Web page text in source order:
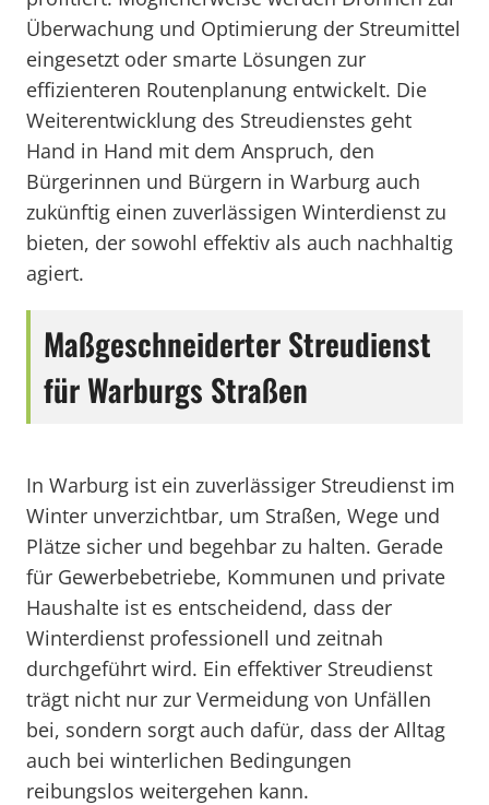
Überwachung und Optimierung der Streumittel
eingesetzt oder smarte Lösungen zur
effizienteren Routenplanung entwickelt. Die
Weiterentwicklung des Streudienstes geht
Hand in Hand mit dem Anspruch, den
Bürgerinnen und Bürgern in Warburg auch
zukünftig einen zuverlässigen Winterdienst zu
bieten, der sowohl effektiv als auch nachhaltig
agiert.
Maßgeschneiderter Streudienst
für Warburgs Straßen
In Warburg ist ein zuverlässiger Streudienst im
Winter unverzichtbar, um Straßen, Wege und
Plätze sicher und begehbar zu halten. Gerade
für Gewerbebetriebe, Kommunen und private
Haushalte ist es entscheidend, dass der
Winterdienst professionell und zeitnah
durchgeführt wird. Ein effektiver Streudienst
trägt nicht nur zur Vermeidung von Unfällen
bei, sondern sorgt auch dafür, dass der Alltag
auch bei winterlichen Bedingungen
reibungslos weitergehen kann.